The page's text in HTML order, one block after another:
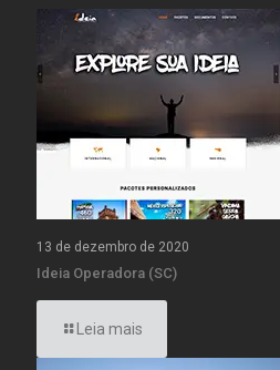
13 de dezembro de 2020
Ideia Operadora (SC)
Leia mais